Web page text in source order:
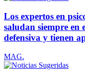
Los expertos en
saludan siempre en
defensiva y tienen
MAG.